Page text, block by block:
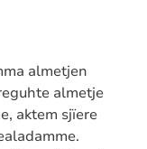
almetjen
almetje
aktem sjïere